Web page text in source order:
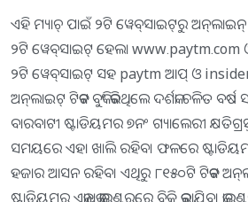
ଏହି ମ୍ୟାଚ୍ ପାଇଁ ୨ଟି ୱେବ୍‌ସାଇଟ୍‌ରୁ ଅନ୍‌ଲାଇନ୍
୨ଟି ୱେବ୍‌ସାଇଟ୍‌ ହେଲା
୨ଟି ୱେବ୍‌ସାଇଟ୍‌ ସହ paytm ଆପ୍ ଓ
ଅନ୍‌ଲାଇଟ୍‌ ଟିକଟ ବୁକିଂ କରିଥିଲେ ଦର୍ଶକ। ଚଳିତ
ବାରବାଟୀ ଷ୍ଟାଡିୟମର ୭ନଂ ଗ୍ୟାଲେରୀ
ସମୟରେ ଏହା ଖାଲି ରହିବ। ଫଳରେ
ହଜାର ଆସନ ରହିବ। ଏଥିରୁ ୮୧୫୦ଟି ଟିକଟ
ଷ୍ଟାଡିୟମ୍‌ର ଏକାଧିକ କାଉଣ୍ଟରରେ ବିକ୍ରି କରାଯିବ।